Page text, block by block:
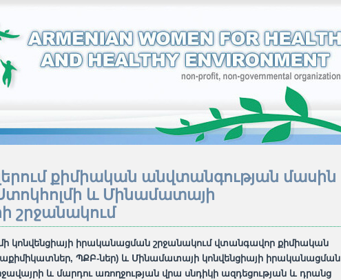
քիմիական անվտանգության մասին
և Մինամատայի
շրջանակում
կոնվենցիայի իրականացման շրջանակում վտանգավոր քիմիական
ՊՔԲ-ներ) և Մինամատայի կոնվենցիայի իրականացման
և մարդու առողջության վրա սնդիկի ազդեցության և դրանց